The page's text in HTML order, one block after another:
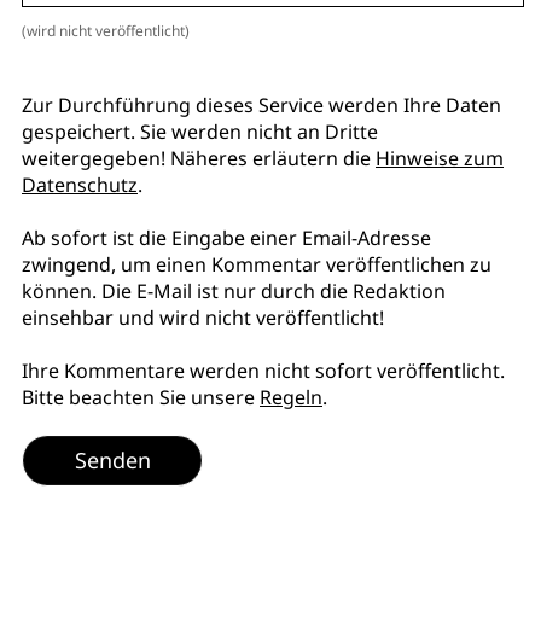
(wird nicht veröffentlicht)
Zur Durchführung dieses Service werden Ihre Daten
gespeichert. Sie werden nicht an Dritte
weitergegeben! Näheres erläutern die Hinweise zum
Datenschutz.
Ab sofort ist die Eingabe einer Email-Adresse
zwingend, um einen Kommentar veröffentlichen zu
können. Die E-Mail ist nur durch die Redaktion
einsehbar und wird nicht veröffentlicht!
Ihre Kommentare werden nicht sofort veröffentlicht.
Bitte beachten Sie unsere Regeln.
Senden